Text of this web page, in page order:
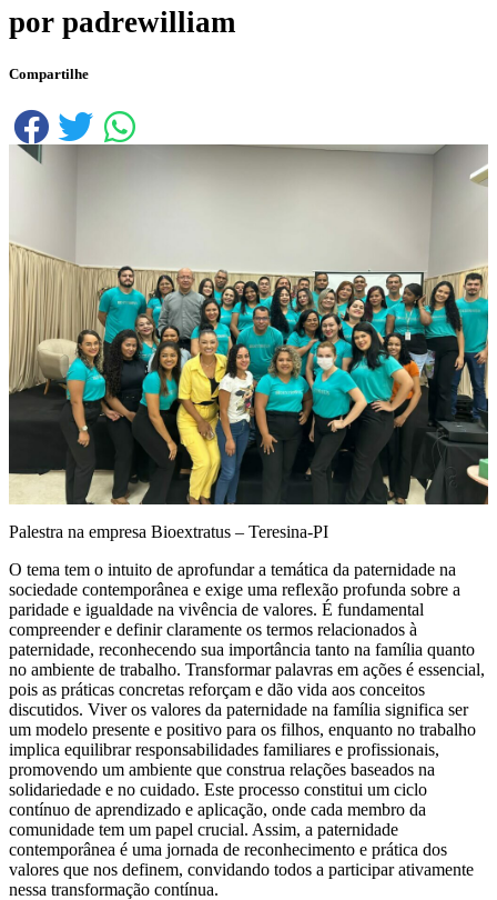
por padrewilliam
Compartilhe
Palestra na empresa Bioextratus – Teresina-PI
O tema tem o intuito de aprofundar a temática da paternidade na
sociedade contemporânea e exige uma reflexão profunda sobre a
paridade e igualdade na vivência de valores. É fundamental
compreender e definir claramente os termos relacionados à
paternidade, reconhecendo sua importância tanto na família quanto
no ambiente de trabalho. Transformar palavras em ações é essencial,
pois as práticas concretas reforçam e dão vida aos conceitos
discutidos. Viver os valores da paternidade na família significa ser
um modelo presente e positivo para os filhos, enquanto no trabalho
implica equilibrar responsabilidades familiares e profissionais,
promovendo um ambiente que construa relações baseados na
solidariedade e no cuidado. Este processo constitui um ciclo
contínuo de aprendizado e aplicação, onde cada membro da
comunidade tem um papel crucial. Assim, a paternidade
contemporânea é uma jornada de reconhecimento e prática dos
valores que nos definem, convidando todos a participar ativamente
nessa transformação contínua.